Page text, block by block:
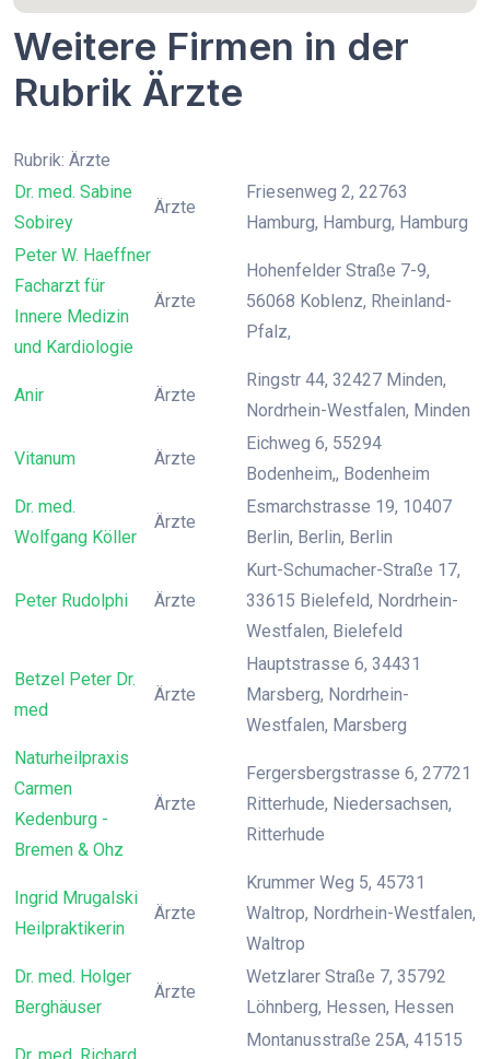
Weitere Firmen in der
Rubrik Ärzte
Rubrik: Ärzte
Dr. med. Sabine
Sobirey
Ärzte
Friesenweg 2, 22763
Hamburg, Hamburg, Hamburg
Peter W. Haeffner
Facharzt für
Innere Medizin
und Kardiologie
Ärzte
Hohenfelder Straße 7-9,
56068 Koblenz, Rheinland-
Pfalz,
Anir Ärzte
Ringstr 44, 32427 Minden,
Nordrhein-Westfalen, Minden
Vitanum Ärzte
Eichweg 6, 55294
Bodenheim,, Bodenheim
Dr. med.
Wolfgang Köller
Ärzte
Esmarchstrasse 19, 10407
Berlin, Berlin, Berlin
Peter Rudolphi Ärzte
Kurt-Schumacher-Straße 17,
33615 Bielefeld, Nordrhein-
Westfalen, Bielefeld
Betzel Peter Dr.
med
Ärzte
Hauptstrasse 6, 34431
Marsberg, Nordrhein-
Westfalen, Marsberg
Naturheilpraxis
Carmen
Kedenburg -
Bremen & Ohz
Ärzte
Fergersbergstrasse 6, 27721
Ritterhude, Niedersachsen,
Ritterhude
Ingrid Mrugalski
Heilpraktikerin
Ärzte
Krummer Weg 5, 45731
Waltrop, Nordrhein-Westfalen,
Waltrop
Dr. med. Holger
Berghäuser
Ärzte
Wetzlarer Straße 7, 35792
Löhnberg, Hessen, Hessen
Montanusstraße 25A, 41515